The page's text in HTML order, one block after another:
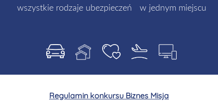
wszystkie rodzaje ubezpieczeń w jednym miejscu
Regulamin konkursu Biznes Misja